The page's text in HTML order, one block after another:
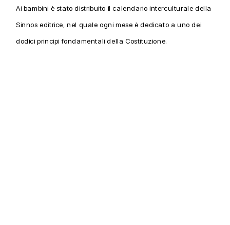
Ai bambini è stato distribuito il calendario interculturale della
Sinnos editrice, nel quale ogni mese è dedicato a uno dei
dodici principi fondamentali della Costituzione.